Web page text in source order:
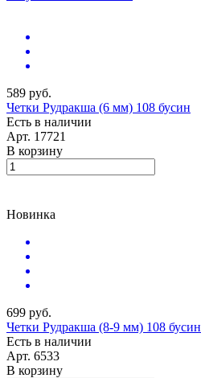
589 руб.
Четки Рудракша (6 мм) 108 бусин
Есть в наличии
Арт. 17721
В корзину
Новинка
699 руб.
Четки Рудракша (8-9 мм) 108 бусин
Есть в наличии
Арт. 6533
В корзину